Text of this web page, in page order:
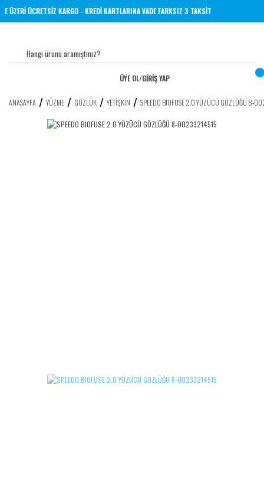
VE ÜZERİ ÜCRETSİZ KARGO - KREDİ KARTLARINA VADE FARKSIZ 3 TAKSİT
ÜYE OL/GİRİŞ YAP
ANASAYFA YÜZME GÖZLÜK YETIŞKIN SPEEDO BIOFUSE 2.0 YÜZÜCÜ GÖZLÜĞÜ 8-